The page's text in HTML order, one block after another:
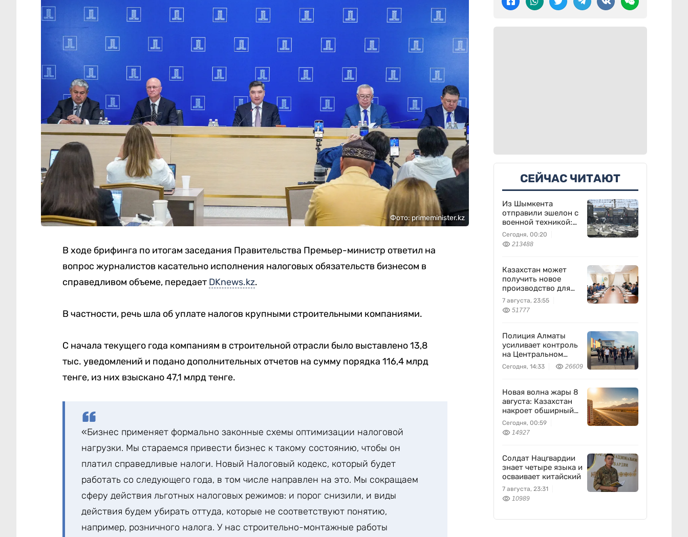
Фото: primeminister.kz
В ходе брифинга по итогам заседания Правительства Премьер-министр ответил на
вопрос журналистов касательно исполнения налоговых обязательств бизнесом в
справедливом объеме, передает DKnews.kz.
В частности, речь шла об уплате налогов крупными строительными компаниями.
С начала текущего года компаниям в строительной отрасли было выставлено 13,8
тыс. уведомлений и подано дополнительных отчетов на сумму порядка 116,4 млрд
тенге, из них взыскано 47,1 млрд тенге.
«Бизнес применяет формально законные схемы оптимизации налоговой
нагрузки. Мы стараемся привести бизнес к такому состоянию, чтобы он
платил справедливые налоги. Новый Налоговый кодекс, который будет
работать со следующего года, в том числе направлен на это. Мы сокращаем
сферу действия льготных налоговых режимов: и порог снизили, и виды
действия будем убирать оттуда, которые не соответствуют понятию,
например, розничного налога. У нас строительно-монтажные работы
СЕЙЧАС ЧИТАЮТ
Из Шымкента
отправили эшелон с
военной техникой:
что известно
Сегодня, 00:20
213488
Казахстан может
получить новое
производство для
химпрома и
энергетики
7 августа, 23:55
51777
Полиция Алматы
усиливает контроль
на Центральном
вещевом рынке
Сегодня, 14:33 26609
Новая волна жары 8
августа: Казахстан
накроет обширный
антициклон
Сегодня, 00:59
14927
Солдат Нацгвардии
знает четыре языка и
осваивает китайский
7 августа, 23:31
10989